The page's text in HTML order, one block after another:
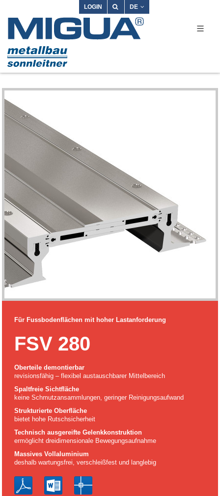
LOGIN DE
Für Fussbodenflächen mit hoher Lastanforderung
FSV 280
Oberteile demontierbar
revisionsfähig – flexibel austauschbarer Mittelbereich
Spaltfreie Sichtfläche
keine Schmutzansammlungen, geringer Reinigungsaufwand
Strukturierte Oberfläche
bietet hohe Rutschsicherheit
Technisch ausgereifte Gelenkkonstruktion
ermöglicht dreidimensionale Bewegungsaufnahme
Massives Vollaluminium
deshalb wartungsfrei, verschleißfest und langlebig